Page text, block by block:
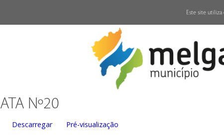
ATA Nº20
Descarregar Pré-visualização
Este site utiliza